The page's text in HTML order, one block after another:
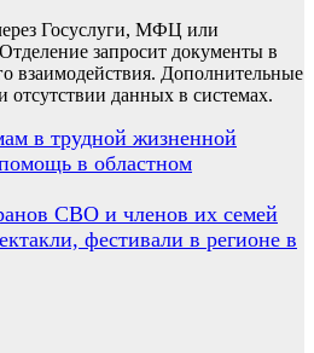
Госуслуги, МФЦ или
запросит документы в
взаимодействия. Дополнительные
данных в системах.
в трудной жизненной
в областном
СВО и членов их семей
фестивали в регионе в